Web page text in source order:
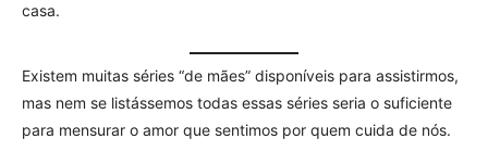
casa.
Existem muitas séries “de mães” disponíveis para assistirmos,
mas nem se listássemos todas essas séries seria o suficiente
para mensurar o amor que sentimos por quem cuida de nós.